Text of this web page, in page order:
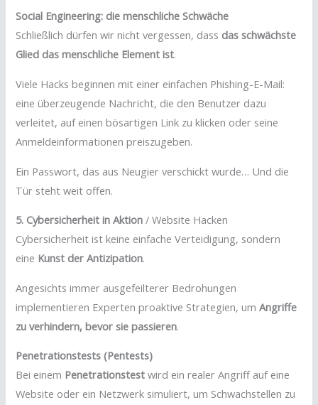
Social Engineering: die menschliche Schwäche
Schließlich dürfen wir nicht vergessen, dass das schwächste
Glied das menschliche Element ist.
Viele Hacks beginnen mit einer einfachen Phishing-E-Mail:
eine überzeugende Nachricht, die den Benutzer dazu
verleitet, auf einen bösartigen Link zu klicken oder seine
Anmeldeinformationen preiszugeben.
Ein Passwort, das aus Neugier verschickt wurde… Und die
Tür steht weit offen.
5. Cybersicherheit in Aktion / Website Hacken
Cybersicherheit ist keine einfache Verteidigung, sondern
eine Kunst der Antizipation.
Angesichts immer ausgefeilterer Bedrohungen
implementieren Experten proaktive Strategien, umAngriffe
zu verhindern, bevor sie passieren.
Penetrationstests (Pentests)
Bei einem Penetrationstest wird ein realer Angriff auf eine
Website oder ein Netzwerk simuliert, um Schwachstellen zu